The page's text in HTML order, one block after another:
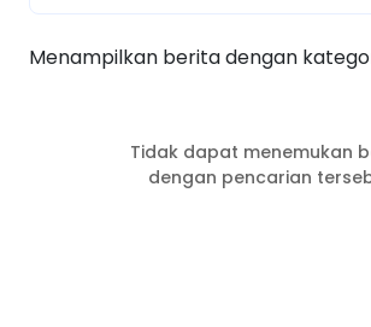
Menampilkan berita dengan
Tidak dapat menemukan
dengan pencarian